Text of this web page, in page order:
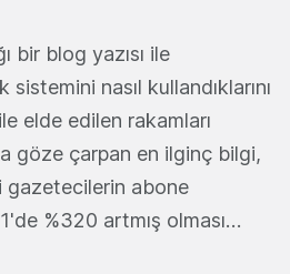
bir blog yazısı ile
nasıl kullandıklarını
elde edilen rakamları
göze çarpan en ilginç bilgi,
gazetecilerin abone
%320 artmış olması…